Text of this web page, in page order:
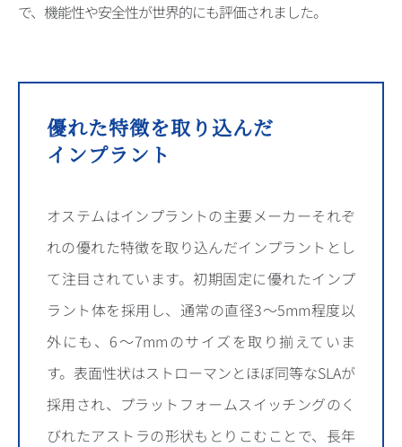
で、機能性や安全性が世界的にも評価されました。
優れた特徴を取り込んだ
インプラント
オステムはインプラントの主要メーカーそれぞ
れの優れた特徴を取り込んだインプラントとし
て注目されています。 初期固定に優れたインプ
ラント体を採用し、通常の直径3〜5mm程度以
外にも、6〜7mmのサイズを取り揃えていま
す。表面性状はストローマンとほぼ同等なSLAが
採用され、プラットフォームスイッチングのく
びれたアストラの形状もとりこむことで、長年